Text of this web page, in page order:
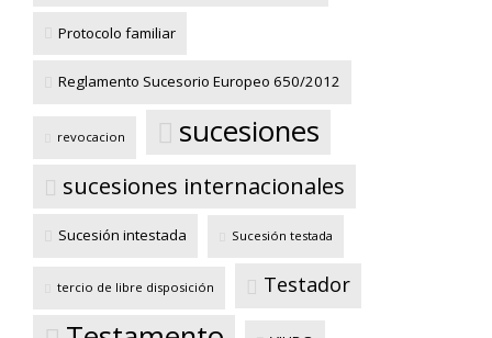
Protocolo familiar
Reglamento Sucesorio Europeo 650/2012
revocacion sucesiones
sucesiones internacionales
Sucesión intestada Sucesión testada
tercio de libre disposición Testador